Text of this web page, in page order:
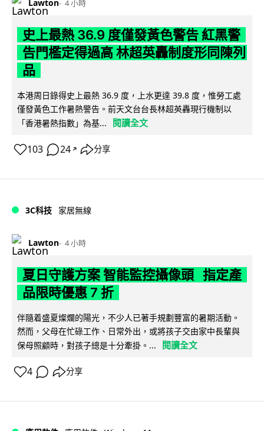
Lawton 4 小時
史上最熱 36.9 度僅發黃色警告 紅黑警
告門檻定得過高 林超英轟制度形同陳列
品
本港周日錄得史上最熱 36.9 度，上水更達 39.8 度，惟勞工處
僅發黃色工作暑熱警告。前天文台台長林超英轟現行機制以
「香港暑熱指數」為基...
閱讀全文
103 24 ↗ 分享
3C科技 家居無線
Lawton 4 小時
夏日守護方案 智能監控攝像頭 指定產
品限時優惠 7 折
伴隨着盛夏燦爛的陽光，不少人已著手規劃豐富的暑期活動。
然而，父母在忙碌工作、日常外出，或將孩子交由家中長輩與
保母照顧時，對孩子總是十分牽掛。...
閱讀全文
4 分享